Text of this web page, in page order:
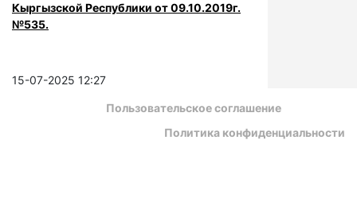
Кыргызской Республики от 09.10.2019г.
№535.
15-07-2025 12:27
Пользовательское соглашение
Политика конфиденциальности